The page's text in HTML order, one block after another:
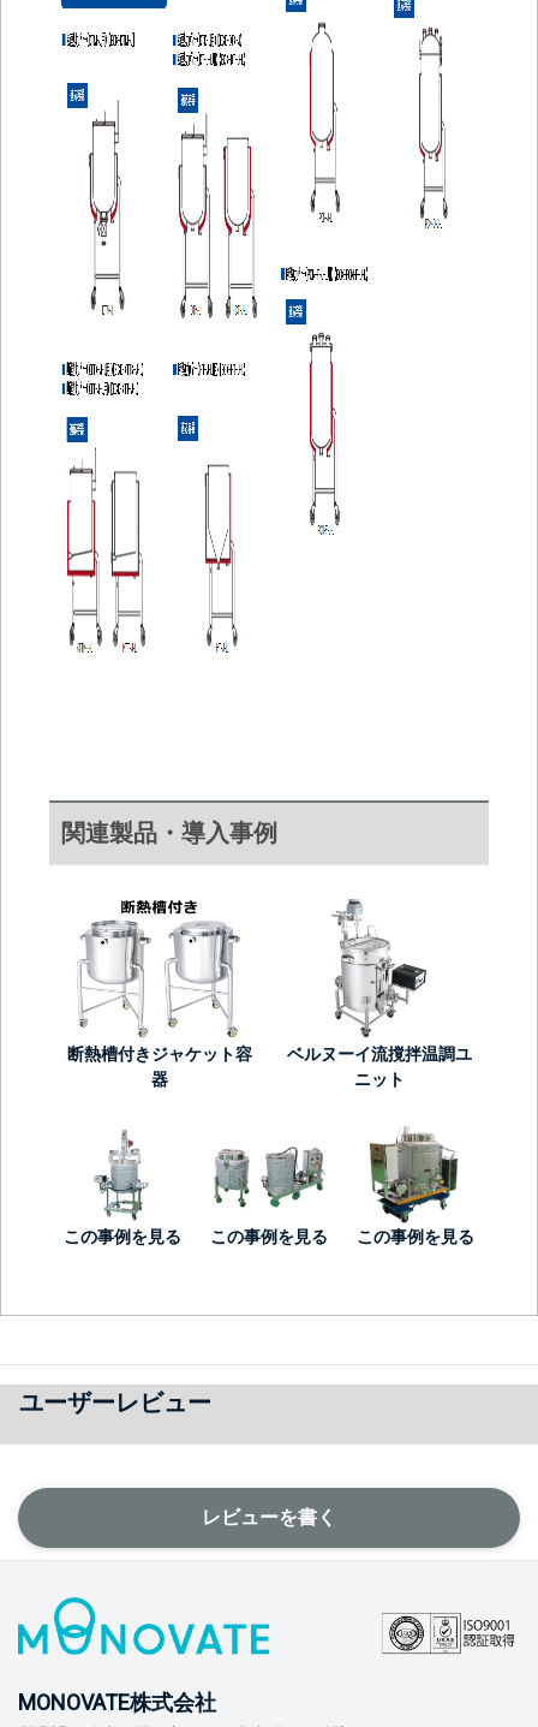
関連製品・導入事例
断熱槽付きジャケット容
器
ベルヌーイ流撹拌温調ユ
ニット
この事例を見る この事例を見る この事例を見る
ユーザーレビュー
レビューを書く
MONOVATE株式会社